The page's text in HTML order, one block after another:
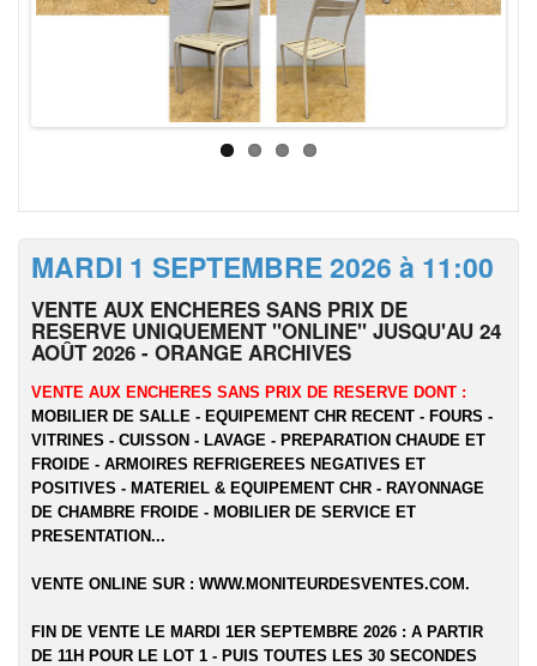
MARDI 1 SEPTEMBRE 2026 à 11:00
VENTE AUX ENCHERES SANS PRIX DE
RESERVE UNIQUEMENT "ONLINE" JUSQU'AU 24
AOÛT 2026 - ORANGE ARCHIVES
VENTE AUX ENCHERES SANS PRIX DE RESERVE DONT :
MOBILIER DE SALLE - EQUIPEMENT CHR RECENT - FOURS -
VITRINES - CUISSON - LAVAGE - PREPARATION CHAUDE ET
FROIDE - ARMOIRES REFRIGEREES NEGATIVES ET
POSITIVES - MATERIEL & EQUIPEMENT CHR - RAYONNAGE
DE CHAMBRE FROIDE - MOBILIER DE SERVICE ET
PRESENTATION...
VENTE ONLINE SUR : WWW.MONITEURDESVENTES.COM.
FIN DE VENTE LE MARDI 1ER SEPTEMBRE 2026 : A PARTIR
DE 11H POUR LE LOT 1 - PUIS TOUTES LES 30 SECONDES